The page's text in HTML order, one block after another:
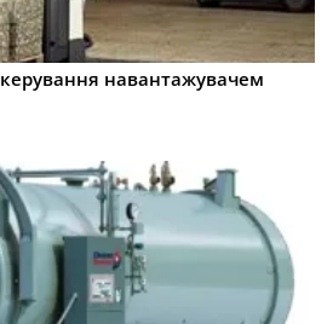
керування навантажувачем